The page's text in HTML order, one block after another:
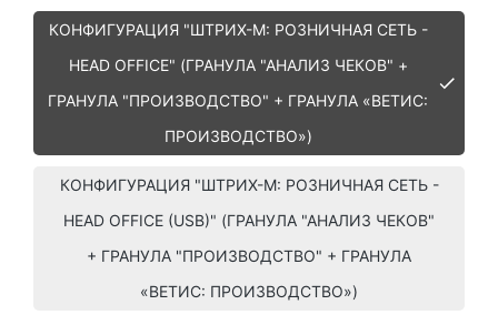
КОНФИГУРАЦИЯ "ШТРИХ-М: РОЗНИЧНАЯ СЕТЬ -
HEAD OFFICE" (ГРАНУЛА "АНАЛИЗ ЧЕКОВ" +
ГРАНУЛА "ПРОИЗВОДСТВО" + ГРАНУЛА «ВЕТИС:
ПРОИЗВОДСТВО»)
КОНФИГУРАЦИЯ "ШТРИХ-М: РОЗНИЧНАЯ СЕТЬ -
HEAD OFFICE (USB)" (ГРАНУЛА "АНАЛИЗ ЧЕКОВ"
+ ГРАНУЛА "ПРОИЗВОДСТВО" + ГРАНУЛА
«ВЕТИС: ПРОИЗВОДСТВО»)